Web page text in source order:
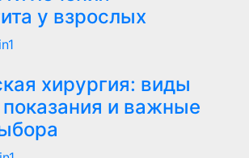
у взрослых
хирургия: виды
и важные